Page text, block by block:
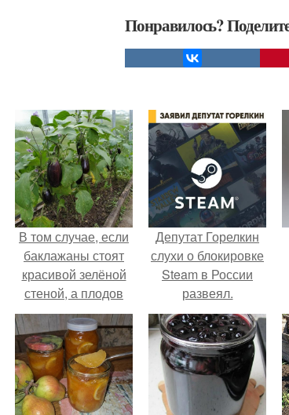
Понравилось?
В том случае, если
баклажаны стоят
красивой зелёной
стеной, а плодов
почти не видно -
радоваться тут
нечему.
Депутат Горелкин
слухи о блокировке
Steam в России
развеял.